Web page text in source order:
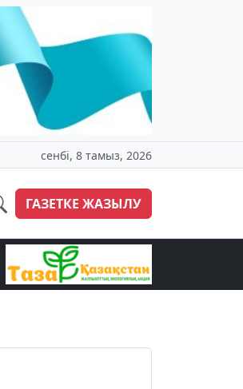
сенбі, 8 тамыз, 2026
ГАЗЕТКЕ ЖАЗЫЛУ